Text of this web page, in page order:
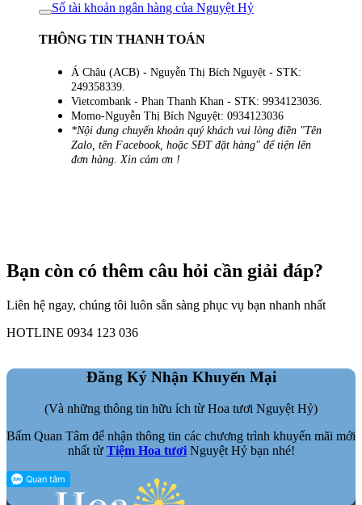
Số tài khoản ngân hàng của Nguyệt Hỷ
THÔNG TIN THANH TOÁN
Á Châu (ACB) - Nguyễn Thị Bích Nguyệt - STK:
249358339.
Vietcombank - Phan Thanh Khan - STK: 9934123036.
Momo-Nguyễn Thị Bích Nguyệt: 0934123036
*Nội dung chuyển khoản quý khách vui lòng điền "Tên
Zalo, tên Facebook, hoặc SĐT đặt hàng" để tiện lên
đơn hàng. Xin cảm ơn !
Bạn còn có thêm câu hỏi cần giải đáp?
Liên hệ ngay, chúng tôi luôn sẳn sàng phục vụ bạn nhanh nhất
HOTLINE 0934 123 036
Đăng Ký Nhận Khuyến Mại
(Và những thông tin hữu ích từ Hoa tươi Nguyệt Hỷ)
Bấm Quan Tâm để nhận thông tin các chương trình khuyến mãi mới
nhất từ Tiệm Hoa tươiNguyệt Hỷ bạn nhé!